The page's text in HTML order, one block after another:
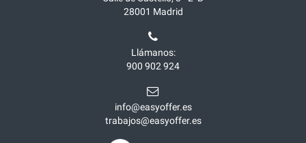
28001 Madrid
Llámanos:
900 902 924
info@easyoffer.es
trabajos@easyoffer.es